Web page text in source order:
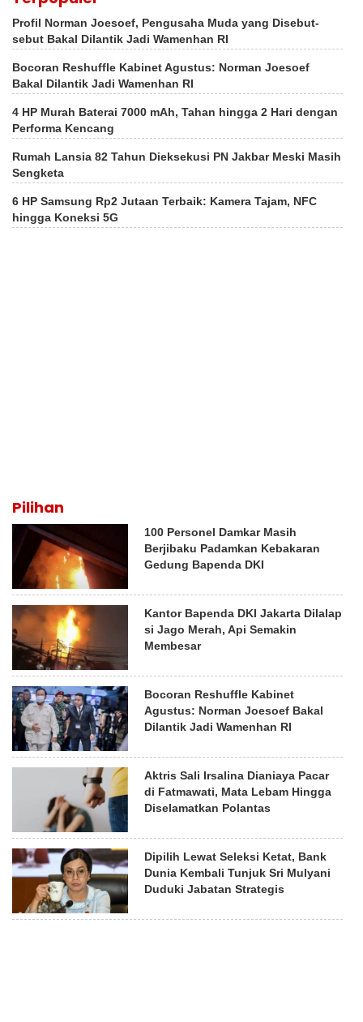
Profil Norman Joesoef, Pengusaha Muda yang Disebut-
sebut Bakal Dilantik Jadi Wamenhan RI
Bocoran Reshuffle Kabinet Agustus: Norman Joesoef
Bakal Dilantik Jadi Wamenhan RI
4 HP Murah Baterai 7000 mAh, Tahan hingga 2 Hari dengan
Performa Kencang
Rumah Lansia 82 Tahun Dieksekusi PN Jakbar Meski Masih
Sengketa
6 HP Samsung Rp2 Jutaan Terbaik: Kamera Tajam, NFC
hingga Koneksi 5G
Pilihan
100 Personel Damkar Masih
Berjibaku Padamkan Kebakaran
Gedung Bapenda DKI
Kantor Bapenda DKI Jakarta Dilalap
si Jago Merah, Api Semakin
Membesar
Bocoran Reshuffle Kabinet
Agustus: Norman Joesoef Bakal
Dilantik Jadi Wamenhan RI
Aktris Sali Irsalina Dianiaya Pacar
di Fatmawati, Mata Lebam Hingga
Diselamatkan Polantas
Dipilih Lewat Seleksi Ketat, Bank
Dunia Kembali Tunjuk Sri Mulyani
Duduki Jabatan Strategis